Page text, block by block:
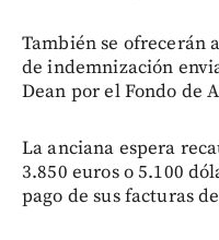
También se ofrecerán
de indemnización
Dean por el Fondo de
La anciana espera
3.850 euros o 5.100
pago de sus facturas